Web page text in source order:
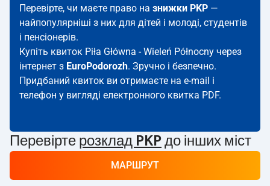
Перевірте, чи маєте право на знижки PKP —
найпопулярніші з них для дітей і молоді, студентів
і пенсіонерів.
Купіть квиток Piła Główna - Wieleń Północny через
інтернет з EuroPodorozh. Зручно і безпечно.
Придбаний квиток ви отримаєте на e-mail і
телефон у вигляді електронного квитка PDF.
Перевірте розклад PKP до інших міст
МАРШРУТ